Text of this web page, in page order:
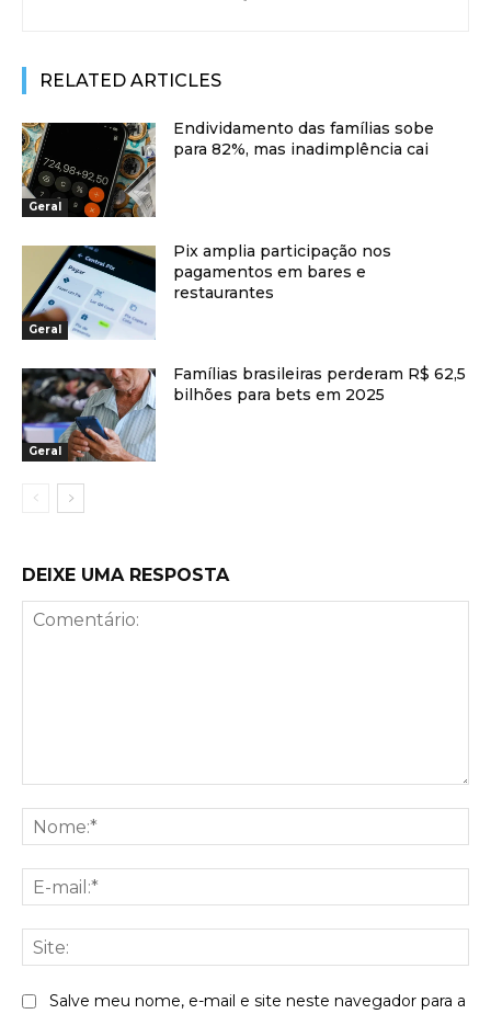
RELATED ARTICLES
Geral
Endividamento das famílias sobe
para 82%, mas inadimplência cai
Geral
Pix amplia participação nos
pagamentos em bares e
restaurantes
Geral
Famílias brasileiras perderam R$ 62,5
bilhões para bets em 2025
DEIXE UMA RESPOSTA
Salve meu nome, e-mail e site neste navegador para a